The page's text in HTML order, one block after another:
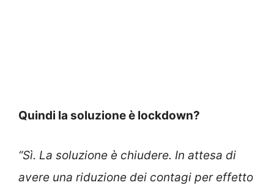
Quindi la soluzione è lockdown?
“Sì. La soluzione è chiudere. In attesa di
avere una riduzione dei contagi per effetto